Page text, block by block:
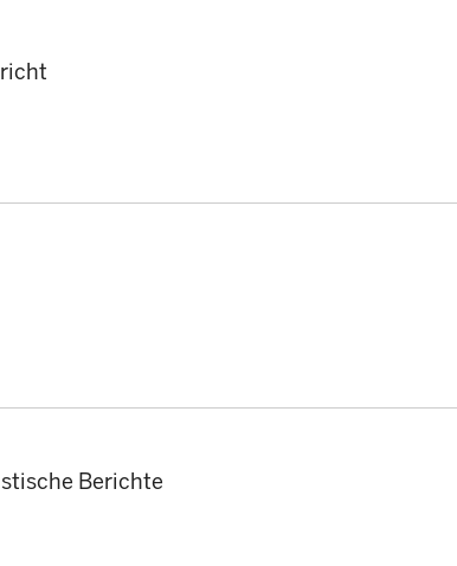
Berichte